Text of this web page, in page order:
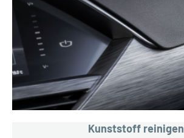
Kunststoff reinigen